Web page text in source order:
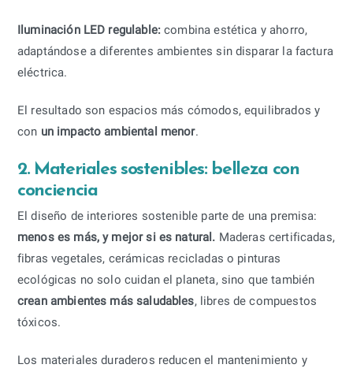
Iluminación LED regulable: combina estética y ahorro,
adaptándose a diferentes ambientes sin disparar la factura
eléctrica.
El resultado son espacios más cómodos, equilibrados y
con un impacto ambiental menor.
2. Materiales sostenibles: belleza con
conciencia
El diseño de interiores sostenible parte de una premisa:
menos es más, y mejor si es natural. Maderas certificadas,
fibras vegetales, cerámicas recicladas o pinturas
ecológicas no solo cuidan el planeta, sino que también
crean ambientes más saludables, libres de compuestos
tóxicos.
Los materiales duraderos reducen el mantenimiento y